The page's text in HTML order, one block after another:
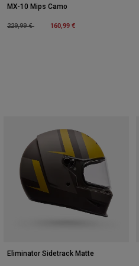
MX-10 Mips Camo
Price reduced from
229,99 €to 160,99 €
Eliminator Sidetrack Matte